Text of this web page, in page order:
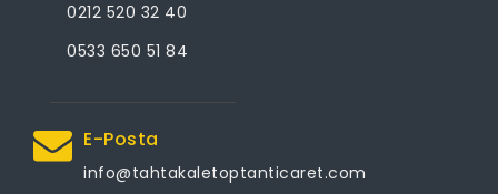
0212 520 32 40
0533 650 51 84
E-Posta
info@tahtakaletoptanticaret.com